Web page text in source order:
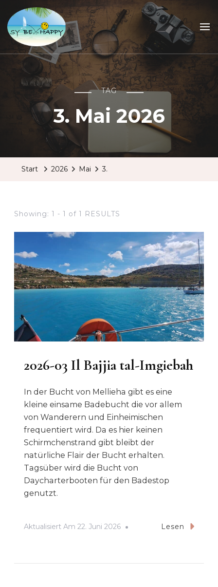
Sailing Be Happy
ein Traum wird wahr
TAG
3. Mai 2026
Start 2026 Mai 3.
Showing: 1 - 1 of 1 RESULTS
2026-03 Il Bajjia tal-Imgiebah
In der Bucht von Mellieha gibt es eine
kleine einsame Badebucht die vor allem
von Wanderern und Einheimischen
frequentiert wird. Da es hier keinen
Schirmchenstrand gibt bleibt der
natürliche Flair der Bucht erhalten.
Tagsüber wird die Bucht von
Daycharterbooten für den Badestop
genutzt.
Aktualisiert Am 22. Juni 2026 Lesen